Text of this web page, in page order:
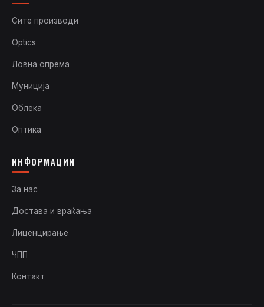
Сите производи
Optics
Ловна опрема
Муниција
Облека
Оптика
ИНФОРМАЦИИ
За нас
Достава и враќања
Лиценцирање
ЧПП
Контакт